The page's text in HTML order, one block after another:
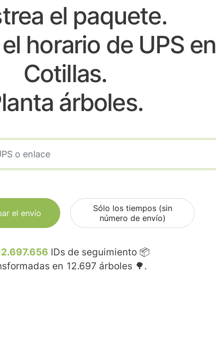
el paquete.
horario de UPS en
Cotillas.
árboles.
el envío
Sólo los tiempos (sin
número de envío)
IDs de seguimiento 📦
en 12.697 árboles 🌳.